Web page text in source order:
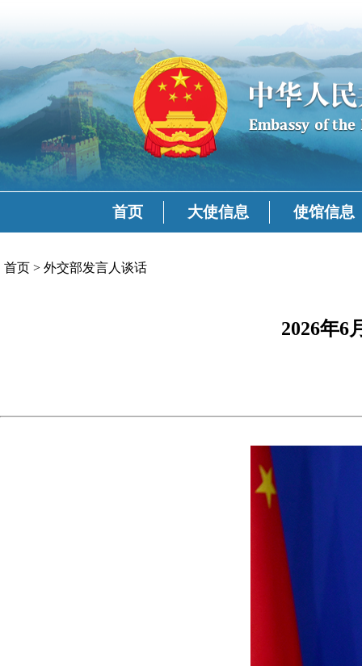
首页 大使信息 使馆信息
首页 > 外交部发言人谈话
2026年6